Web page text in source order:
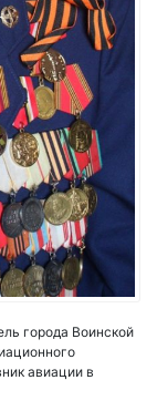
города Воинской
авиации в